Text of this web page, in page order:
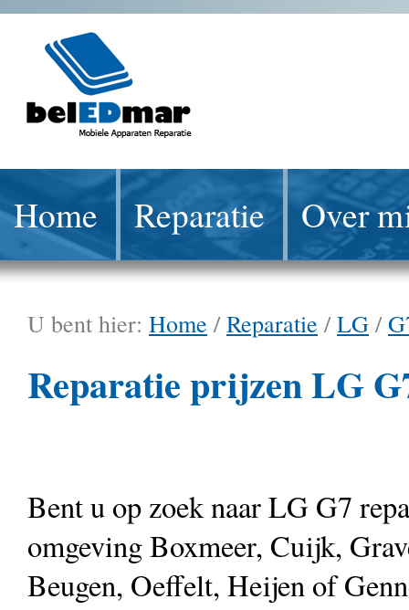
Home Reparatie Over
U bent hier: Home /Reparatie /LG /
Reparatie prijzen LG
Bent u op zoek naar LG G7
omgeving Boxmeer, Cuijk,
Beugen, Oeffelt, Heijen of